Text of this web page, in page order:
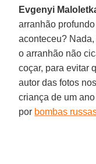
Evgenyi
arranhão
aconteceu?
o arranhão não
coçar, para evitar
autor das fotos
criança de um
por bombas